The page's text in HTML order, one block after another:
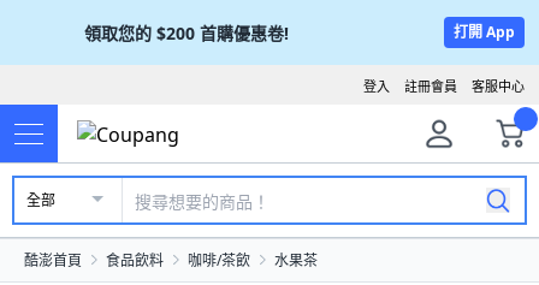
領取您的 $200 首購優惠卷! 打開 App
客服中心
註冊會員
登入
全部
酷澎首頁 食品飲料 咖啡/茶飲 水果茶